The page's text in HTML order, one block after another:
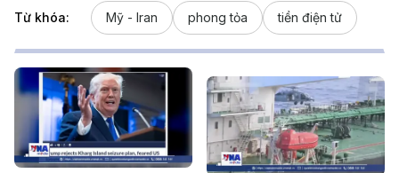
Từ khóa: Mỹ - Iran phong tỏa tiền điện tử